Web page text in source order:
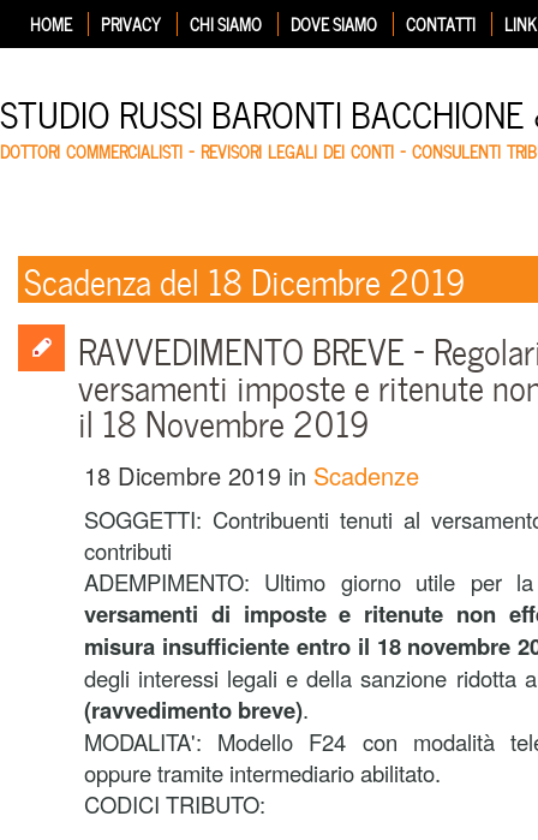
HOME PRIVACY CHI SIAMO DOVE SIAMO CONTATTI LINK
STUDIO RUSSI BARONTI
DOTTORI COMMERCIALISTI – REVISORI LEGALI DEI CONTI – CONSULENTI
Scadenza del 18 Dicembre 2019
RAVVEDIMENTO BREVE –
versamenti imposte e ritenute
il 18 Novembre 2019
18 Dicembre 2019 in Scadenze
SOGGETTI: Contribuenti tenuti al
contributi
ADEMPIMENTO: Ultimo giorno utile per
versamenti di imposte e ritenute non
misura insufficiente entro il 18 novembre
degli interessi legali e della sanzione ridotta
(ravvedimento breve).
MODALITA': Modello F24 con modalità
oppure tramite intermediario abilitato.
CODICI TRIBUTO: